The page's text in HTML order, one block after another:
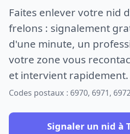
Faites enlever votre nid
frelons : signalement
d'une minute, un
votre zone vous
et intervient rapidement.
Codes postaux : 6970, 6971,
Signaler un nid à